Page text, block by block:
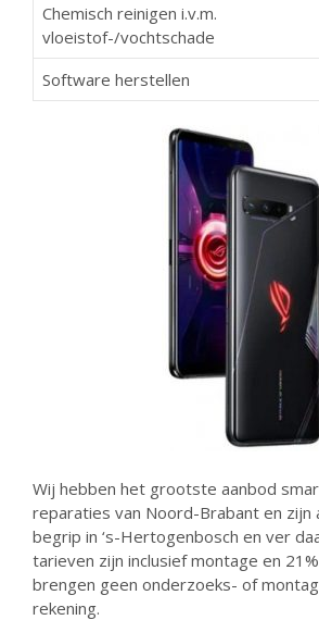
Chemisch reinigen i.v.m.
vloeistof-/vochtschade
Software herstellen
Wij hebben het grootste aanbod
reparaties van Noord-Brabant en zijn
begrip in ‘s-Hertogenbosch en ver
tarieven zijn inclusief montage en
brengen geen onderzoeks- of
rekening.